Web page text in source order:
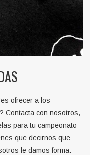
ofrecer a los
Contacta con nosotros,
para tu campeonato
que decirnos que
le damos forma.